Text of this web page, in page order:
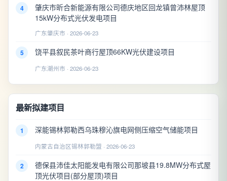
4
肇庆市昕合新能源有限公司德庆地区回龙镇曾沛林屋顶
15kW分布式光伏发电项目
广东肇庆市 · 2026-06-23
5 饶平县叙民茶叶商行屋顶66KW光伏建设项目
广东潮州市 · 2026-06-23
最新拟建项目
1 深能锡林郭勒西乌珠穆沁旗电网侧压缩空气储能项目
内蒙古自治区锡林郭勒盟 · 2026-06-23
2
德保县沛佳太阳能发电有限公司那坡县19.8MW分布式屋
顶光伏项目(部分屋顶)项目